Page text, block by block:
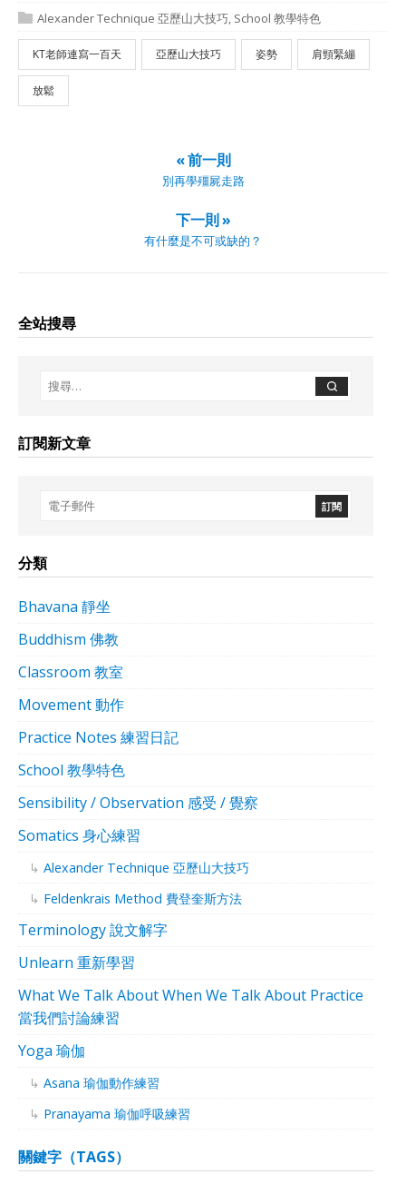
Alexander Technique 亞歷山大技巧 School 教學特色
KT老師連寫一百天 亞歷山大技巧 姿勢 肩頸緊繃
放鬆
« 前一則
別再學殭屍走路
下一則 »
有什麼是不可或缺的？
全站搜尋
訂閱新文章
分類
Bhavana 靜坐
Buddhism 佛教
Classroom 教室
Movement 動作
Practice Notes 練習日記
School 教學特色
Sensibility / Observation 感受 / 覺察
Somatics 身心練習
Alexander Technique 亞歷山大技巧
Feldenkrais Method 費登奎斯方法
Terminology 說文解字
Unlearn 重新學習
What We Talk About When We Talk About Practice
當我們討論練習
Yoga 瑜伽
Asana 瑜伽動作練習
Pranayama 瑜伽呼吸練習
關鍵字（TAGS）